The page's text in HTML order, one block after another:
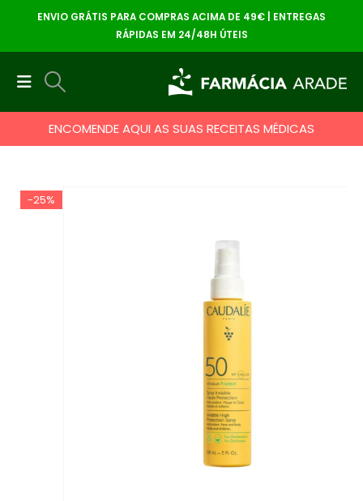
ENVIO GRÁTIS PARA COMPRAS ACIMA DE 49€ | ENTREGAS
RÁPIDAS EM 24/48H ÚTEIS
ENCOMENDE AQUI AS SUAS RECEITAS MÉDICAS
-25%